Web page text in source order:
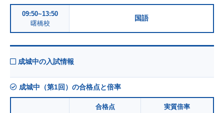
09:50~13:50
曙橋校
国語
成城中の入試情報
成城中（第1回）の合格点と倍率
合格点 実質倍率